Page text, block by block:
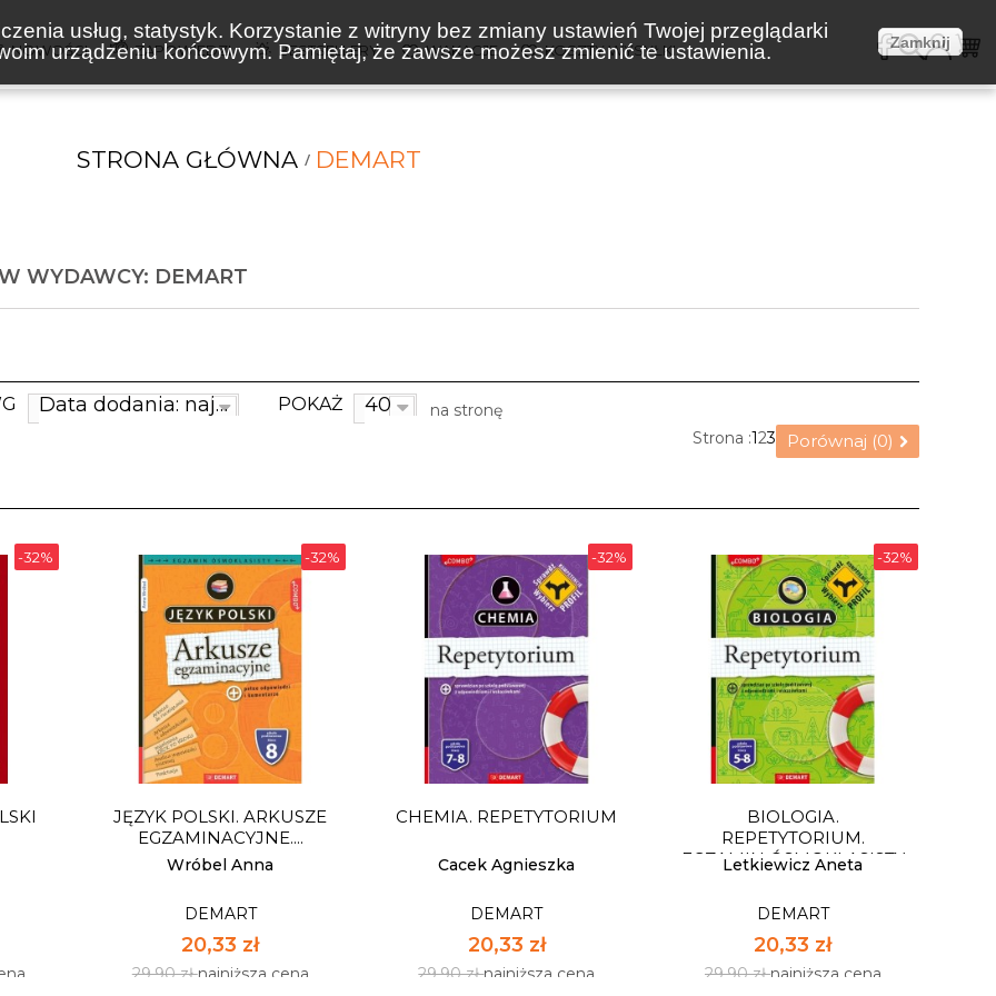
usług, statystyk. Korzystanie z witryny bez zmiany ustawień Twojej przeglądarki
urządzeniu końcowym. Pamiętaj, że zawsze możesz zmienić te ustawienia.
Zamknij
NOWOŚCI ZAPOWIEDZI BESTSELLERY WAKACJE KOSZTY WYSYŁKI
STRONA GŁÓWNA DEMART
WYDAWCY: DEMART
Data dodania: najnowsze POKAŻ 40 na stronę
Porównaj (0)
Strona :123
-32% -32%
JĘZYK POLSKI. ARKUSZE
EGZAMINACYJNE....
Wróbel Anna
DEMART
20,33 zł
29,90 złnajniższa cena
-32%
CHEMIA. REPETYTORIUM
Cacek Agnieszka
DEMART
20,33 zł
29,90 złnajniższa cena
-32%
BIOLOGIA.
REPETYTORIUM.
EGZAMIN ÓSMOKLASISTY
Letkiewicz Aneta
DEMART
20,33 zł
29,90 złnajniższa cena